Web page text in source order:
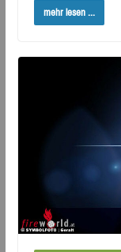
mehr lesen ...